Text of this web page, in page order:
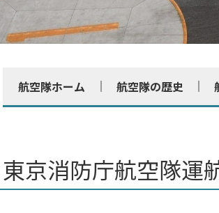
航空隊ホーム 航空隊の歴史
東京消防庁航空隊運